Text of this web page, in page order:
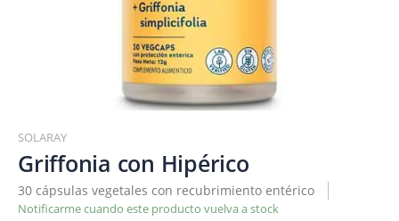
al
comienzo
de
la
galería
SOLARAY
Griffonia con Hipérico
30 cápsulas vegetales con recubrimiento entérico
Notificarme cuando este producto vuelva a stock